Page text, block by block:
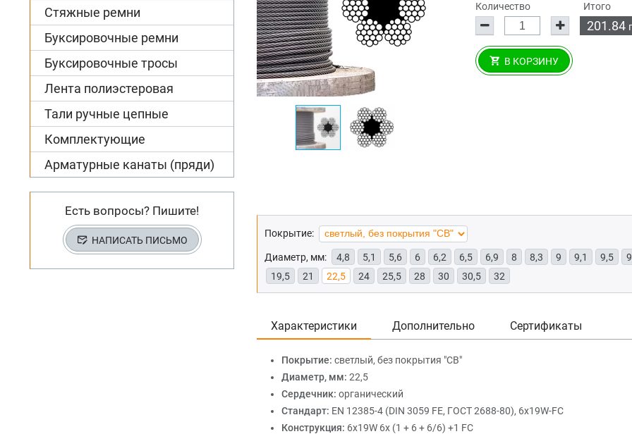
Стяжные ремни
Буксировочные ремни
Буксировочные тросы
Лента полиэстеровая
Тали ручные цепные
Комплектующие
Арматурные канаты (пряди)
Есть вопросы? Пишите!
НАПИСАТЬ ПИСЬМО
Количество Итого
201.84
В КОРЗИНУ
Покрытие:
Диаметр, мм: 4,8 5,1 5,6 6 6,2 6,5 6,9 8 8,3 9 9,1 9,5
19,5
21 22,5 24 25,5 28 30 30,5 32
Характеристики Дополнительно Сертификаты
Покрытие: светлый, без покрытия "СВ"
Диаметр, мм: 22,5
Сердечник: органический
Стандарт: EN 12385-4 (DIN 3059 FE, ГОСТ 2688-80), 6x19W-FC
Конструкция: 6х19W 6x (1 + 6 + 6/6) +1 FC